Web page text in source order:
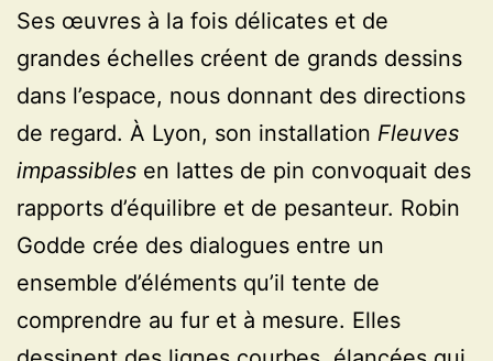
Ses œuvres à la fois délicates et de
grandes échelles créent de grands dessins
dans l’espace, nous donnant des directions
de regard. À Lyon, son installation Fleuves
impassibles en lattes de pin convoquait des
rapports d’équilibre et de pesanteur. Robin
Godde crée des dialogues entre un
ensemble d’éléments qu’il tente de
comprendre au fur et à mesure. Elles